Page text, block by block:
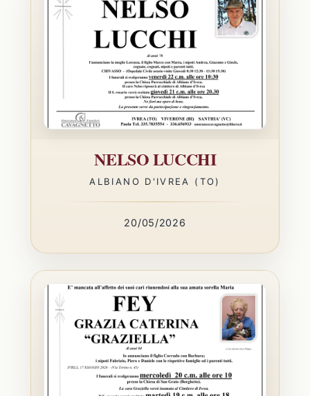
NELSO LUCCHI
ALBIANO D'IVREA (TO)
20/05/2026